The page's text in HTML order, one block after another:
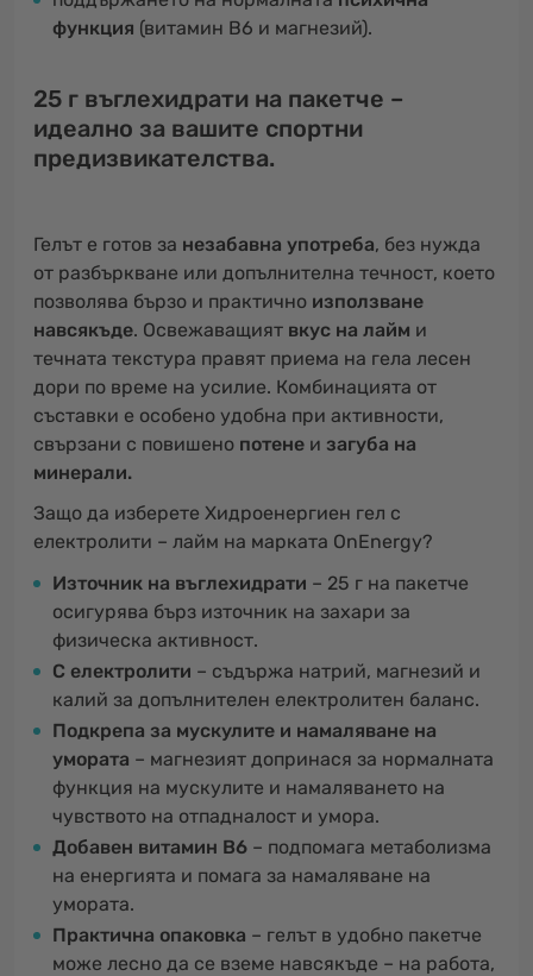
функция (витамин B6 и магнезий).
25 г въглехидрати на пакетче –
идеално за вашите спортни
предизвикателства.
Гелът е готов за незабавна употреба, без нужда
от разбъркване или допълнителна течност, което
позволява бързо и практично използване
навсякъде. Освежаващият вкус на лайм и
течната текстура правят приема на гела лесен
дори по време на усилие. Комбинацията от
съставки е особено удобна при активности,
свързани с повишено потене и загуба на
минерали.
Защо да изберете Хидроенергиен гел с
електролити – лайм на марката OnEnergy?
Източник на въглехидрати – 25 г на пакетче
осигурява бърз източник на захари за
физическа активност.
С електролити – съдържа натрий, магнезий и
калий за допълнителен електролитен баланс.
Подкрепа за мускулите и намаляване на
умората – магнезият допринася за нормалната
функция на мускулите и намаляването на
чувството на отпадналост и умора.
Добавен витамин B6 – подпомага метаболизма
на енергията и помага за намаляване на
умората.
Практична опаковка – гелът в удобно пакетче
може лесно да се вземе навсякъде – на работа,